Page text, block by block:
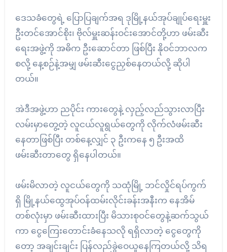
ဒေသခံတွေရဲ့ ပြောပြချက်အရ ဒုမြို့နယ်အုပ်ချုပ်ရေးမှူး
ဦးတင်အောင်စိုး၊ ဗိုလ်မှူးဆန်းဝင်းအောင်တို့ဟာ ဖမ်းဆီး
ရေးအဖွဲ့ကို အဓိက ဦးဆောင်တာ ဖြစ်ပြီး နိုဝင်ဘာလက
စလို့ နေ့စဉ်နဲ့အမျှ ဖမ်းဆီးငွေညှစ်နေတယ်လို့ ဆိုပါ
တယ်။
အဲဒီအဖွဲ့ဟာ ညပိုင်း ကားတွေနဲ့ လှည့်လည်သွားလာပြီး
လမ်းမှာတွေ့တဲ့ လူငယ်လူရွယ်တွေကို လိုက်လံဖမ်းဆီး
နေတာဖြစ်ပြီး တစ်နေ့လျှင် ၃ ဦးကနေ ၅ ဦးအထိ
ဖမ်းဆီးတာတွေ ရှိနေပါတယ်။
ဖမ်းမိလာတဲ့ လူငယ်တွေကို သထုံမြို့ ဘင်လှိုင်ရပ်ကွက်
ရှိ မြို့နယ်ထွေအုပ်ဝန်ထမ်းလိုင်းခန်းအနီးက နေအိမ်
တစ်လုံးမှာ ဖမ်းဆီးထားပြီး မိသားစုဝင်တွေနဲ့ဆက်သွယ်
ကာ ငွေကြေးတောင်းခံနေသလို ရရှိလာတဲ့ ငွေတွေကို
တော့ အချင်းချင်း ပြန်လည်ခွဲဝေယူနေကြတယ်လို့ သိရ